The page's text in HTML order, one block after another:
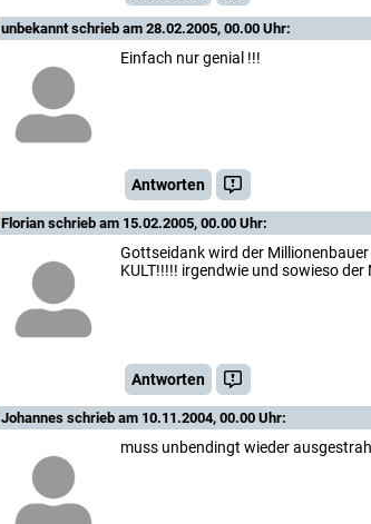
unbekanntschrieb am 28.02.2005, 00.00 Uhr:
Einfach nur genial !!!
Antworten
Florian schrieb am 15.02.2005, 00.00 Uhr:
Gottseidank wird der
KULT!!!!! irgendwie und sowieso
Antworten
Johannes schrieb am 10.11.2004, 00.00 Uhr:
muss unbendingt wieder